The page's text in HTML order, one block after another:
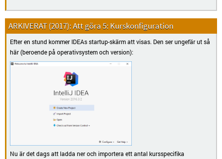
Att göra 5: Kurskonfiguration
Efter en stund kommer IDEAs startup-skärm att visas. Den ser ungefär ut så
här (beroende på operativsystem och version):
Nu är det dags att ladda ner och importera ett antal kursspecifika